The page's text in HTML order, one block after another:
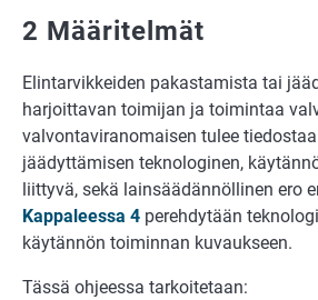
2 Määritelmät
Elintarvikkeiden pakastamista tai
harjoittavan toimijan ja toimintaa
valvontaviranomaisen tulee
jäädyttämisen teknologinen,
liittyvä, sekä lainsäädännöllinen ero
Kappaleessa 4 perehdytään
käytännön toiminnan kuvaukseen.
Tässä ohjeessa tarkoitetaan: